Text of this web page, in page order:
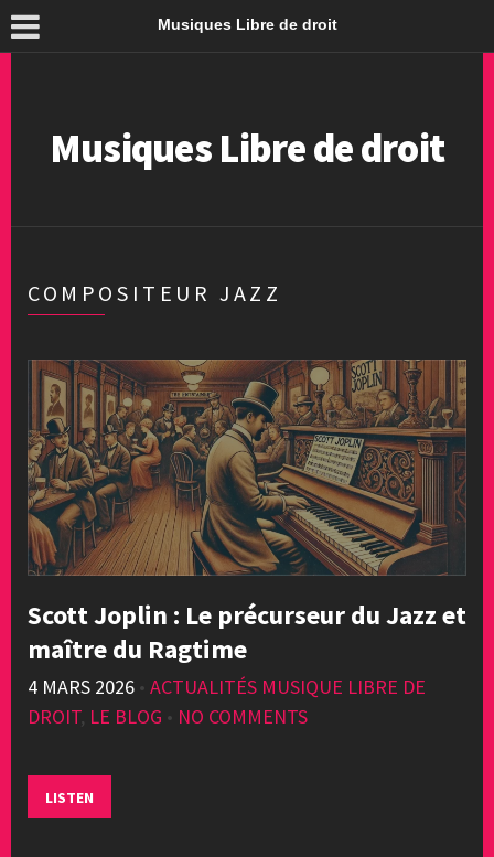
Musiques Libre de droit
Musiques Libre de droit
COMPOSITEUR JAZZ
Scott Joplin : Le précurseur du Jazz et
maître du Ragtime
4 MARS 2026 • ACTUALITÉS MUSIQUE LIBRE DE
DROIT, LE BLOG • NO COMMENTS
LISTEN